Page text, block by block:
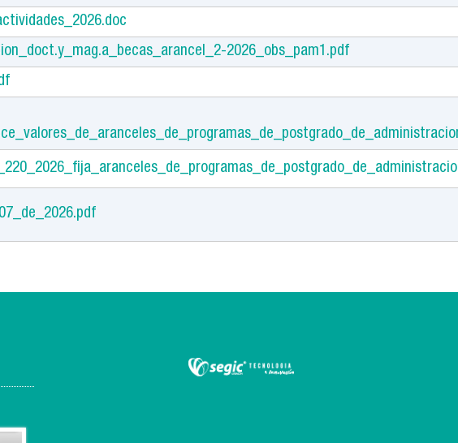
2026_obs_pam1.pdf